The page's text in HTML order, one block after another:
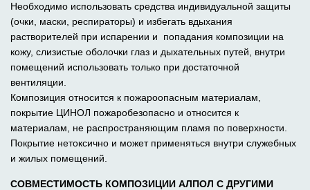
Необходимо использовать средства индивидуальной защиты
(очки, маски, респираторы) и избегать вдыхания
растворителей при испарении и попадания композиции на
кожу, слизистые оболочки глаз и дыхательных путей, внутри
помещений использовать только при достаточной
вентиляции.
Композиция относится к пожароопасным материалам,
покрытие ЦИНОЛ пожаробезопасно и относится к
материалам, не распространяющим пламя по поверхности.
Покрытие нетоксично и может применяться внутри служебных
и жилых помещений.
СОВМЕСТИМОСТЬ КОМПОЗИЦИИ АЛПОЛ С ДРУГИМИ